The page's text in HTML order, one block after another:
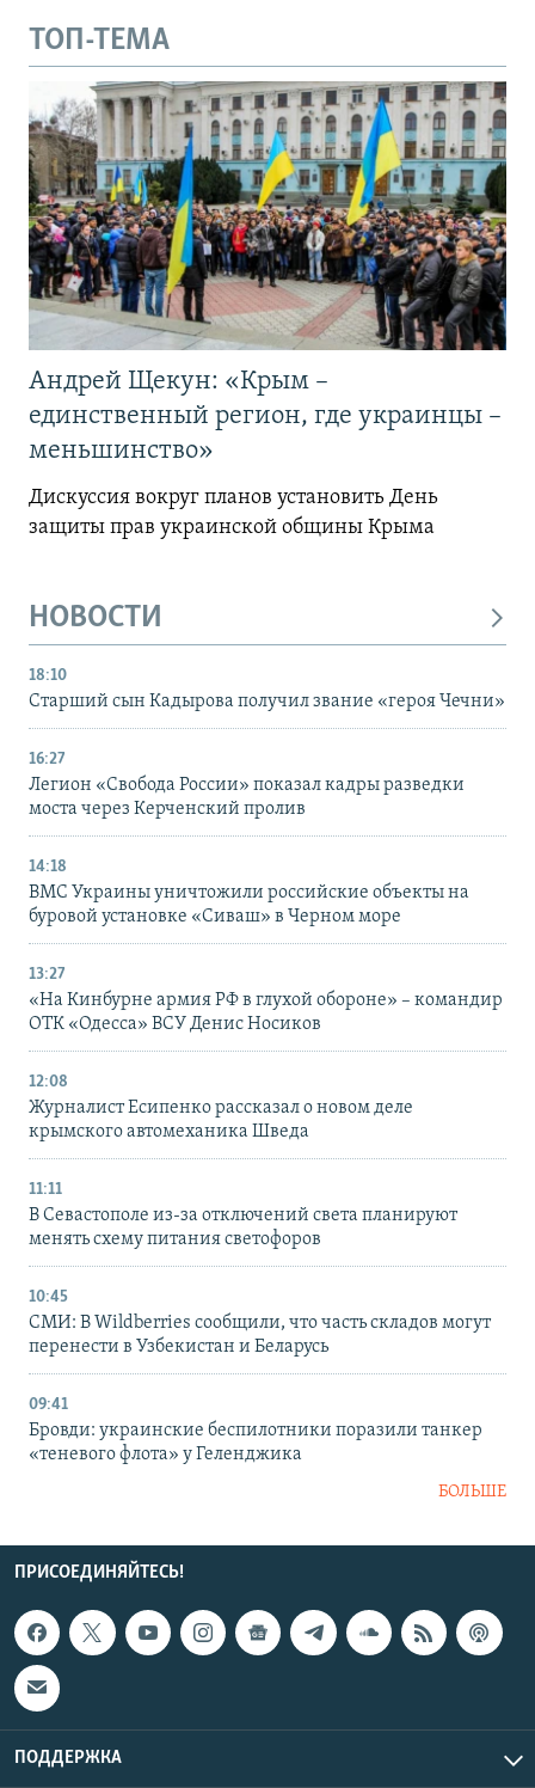
ТОП-ТЕМА
Андрей Щекун: «Крым –
единственный регион, где украинцы –
меньшинство»
Дискуссия вокруг планов установить День
защиты прав украинской общины Крыма
НОВОСТИ
18:10
Старший сын Кадырова получил звание «героя Чечни»
16:27
Легион «Свобода России» показал кадры разведки
моста через Керченский пролив
14:18
ВМС Украины уничтожили российские объекты на
буровой установке «Сиваш» в Черном море
13:27
«На Кинбурне армия РФ в глухой обороне» – командир
ОТК «Одесса» ВСУ Денис Носиков
12:08
Журналист Есипенко рассказал о новом деле
крымского автомеханика Шведа
11:11
В Севастополе из-за отключений света планируют
менять схему питания светофоров
10:45
СМИ: В Wildberries сообщили, что часть складов могут
перенести в Узбекистан и Беларусь
09:41
Бровди: украинские беспилотники поразили танкер
«теневого флота» у Геленджика
БОЛЬШЕ
ПРИСОЕДИНЯЙТЕСЬ!
ПОДДЕРЖКА